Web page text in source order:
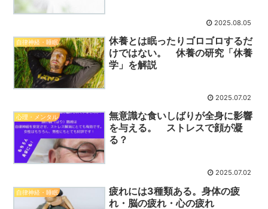
2025.08.05
自律神経・睡眠
休養とは眠ったりゴロゴロするだ
けではない。 休養の研究「休養
学」を解説
2025.07.02
心理・メンタル
無意識な食いしばりが全身に影響
を与える。 ストレスで顔が凝
る？
2025.07.02
自律神経・睡眠
疲れには3種類ある。身体の疲
れ・脳の疲れ・心の疲れ